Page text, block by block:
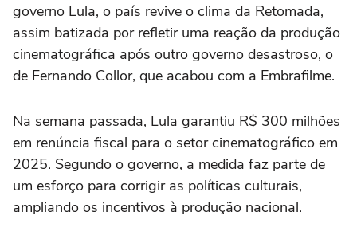
governo Lula, o país revive o clima da Retomada,
assim batizada por refletir uma reação da produção
cinematográfica após outro governo desastroso, o
de Fernando Collor, que acabou com a Embrafilme.
Na semana passada, Lula garantiu R$ 300 milhões
em renúncia fiscal para o setor cinematográfico em
2025. Segundo o governo, a medida faz parte de
um esforço para corrigir as políticas culturais,
ampliando os incentivos à produção nacional.